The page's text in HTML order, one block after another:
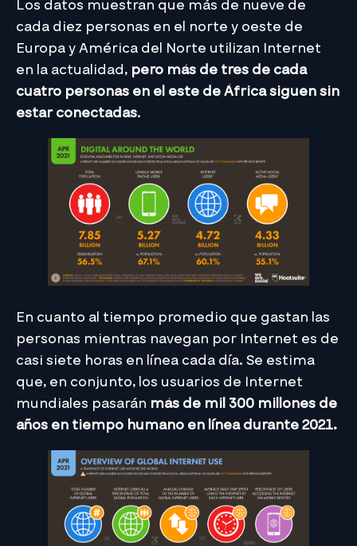
Los datos muestran que más de nueve de
cada diez personas en el norte y oeste de
Europa y América del Norte utilizan Internet
en la actualidad, pero más de tres de cada
cuatro personas en el este de África siguen sin
estar conectadas.
En cuanto al tiempo promedio que gastan las
personas mientras navegan por Internet es de
casi siete horas en línea cada día. Se estima
que, en conjunto, los usuarios de Internet
mundiales pasarán más de mil 300 millones de
años en tiempo humano en línea durante 2021.